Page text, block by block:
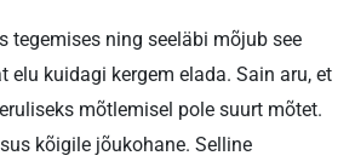
ning seeläbi mõjub see
kuidagi kergem elada. Sain aru, et
mõtlemisel pole suurt mõtet.
kõigile jõukohane. Selline